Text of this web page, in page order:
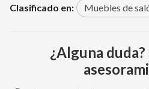
Clasificado en: Muebles de
¿Alguna